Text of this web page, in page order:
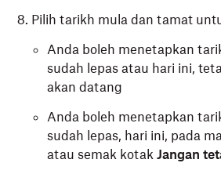
Pilih tarikh mula dan tamat
Anda boleh menetapkan
sudah lepas atau hari ini,
akan datang
Anda boleh menetapkan
sudah lepas, hari ini, pada
atau semak kotak Jangan